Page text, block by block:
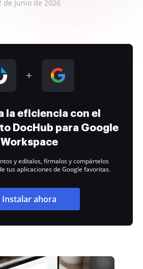
de junio de 2026
la eficiencia con el
DocHub para Google
Workspace
y edítalos, fírmalos y compártelos
tus aplicaciones de Google favoritas.
Instalar ahora